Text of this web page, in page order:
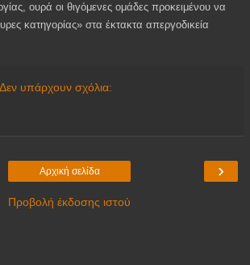
ουρά οι θιγόμενες ομάδες προκειμένου να
κατηγορίας» στα έκτακτα απεργοδικεία
Δεν υπάρχουν σχόλια:
›
Αρχική σελίδα
Προβολή έκδοσης ιστού